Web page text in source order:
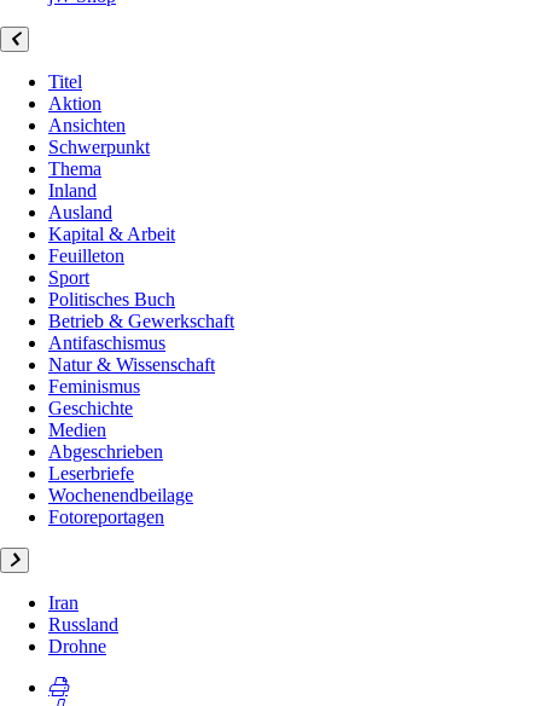
Titel
Aktion
Ansichten
Schwerpunkt
Thema
Inland
Ausland
Kapital & Arbeit
Feuilleton
Sport
Politisches Buch
Betrieb & Gewerkschaft
Antifaschismus
Natur & Wissenschaft
Feminismus
Geschichte
Medien
Abgeschrieben
Leserbriefe
Wochenendbeilage
Fotoreportagen
Iran
Russland
Drohne